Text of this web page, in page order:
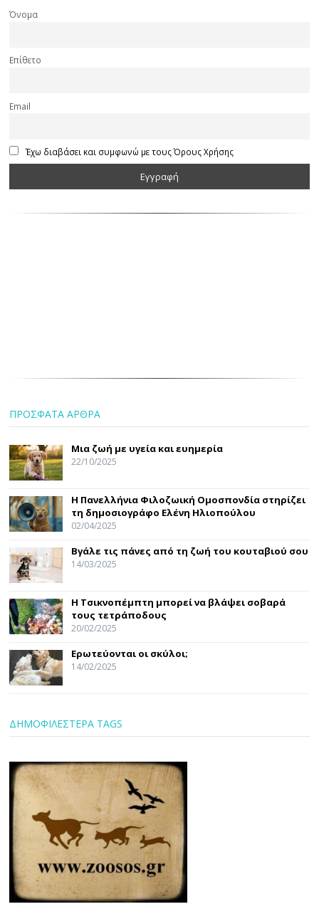
Όνομα
Επίθετο
Email
Έχω διαβάσει και συμφωνώ με τους Όρους Χρήσης
ΠΡΟΣΦΑΤΑ ΑΡΘΡΑ
Μια ζωή με υγεία και ευημερία
22/10/2025
Η Πανελλήνια Φιλοζωική Ομοσπονδία στηρίζει
τη δημοσιογράφο Ελένη Ηλιοπούλου
02/04/2025
Βγάλε τις πάνες από τη ζωή του κουταβιού σου
14/03/2025
Η Τσικνοπέμπτη μπορεί να βλάψει σοβαρά
τους τετράποδους
20/02/2025
Ερωτεύονται οι σκύλοι;
14/02/2025
ΔΗΜΟΦΙΛΕΣΤΕΡΑ TAGS